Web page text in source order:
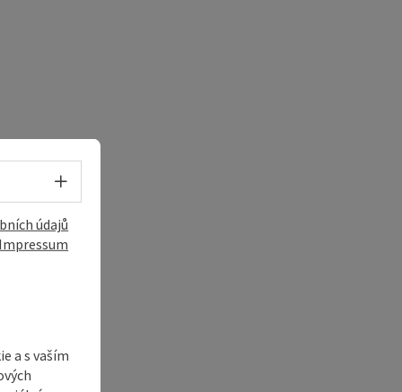
Volba jazyka - Otevřít menu
údajů
Impressum
a s vaším